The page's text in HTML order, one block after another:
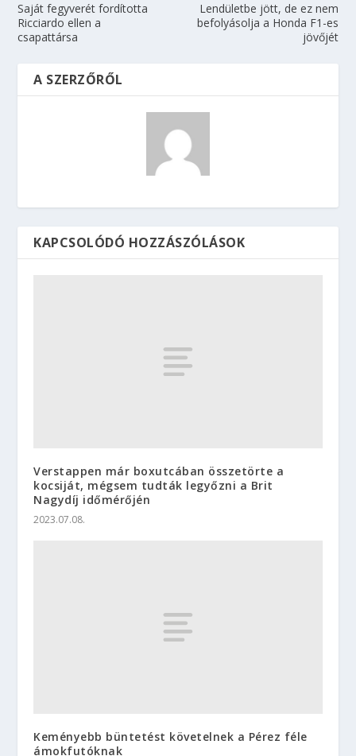
Saját fegyverét fordította
Ricciardo ellen a
csapattársa
Lendületbe jött, de ez nem
befolyásolja a Honda F1-es
jövőjét
A SZERZŐRŐL
KAPCSOLÓDÓ HOZZÁSZÓLÁSOK
Verstappen már boxutcában összetörte a
kocsiját, mégsem tudták legyőzni a Brit
Nagydíj időmérőjén
2023.07.08.
Keményebb büntetést követelnek a Pérez féle
ámokfutóknak